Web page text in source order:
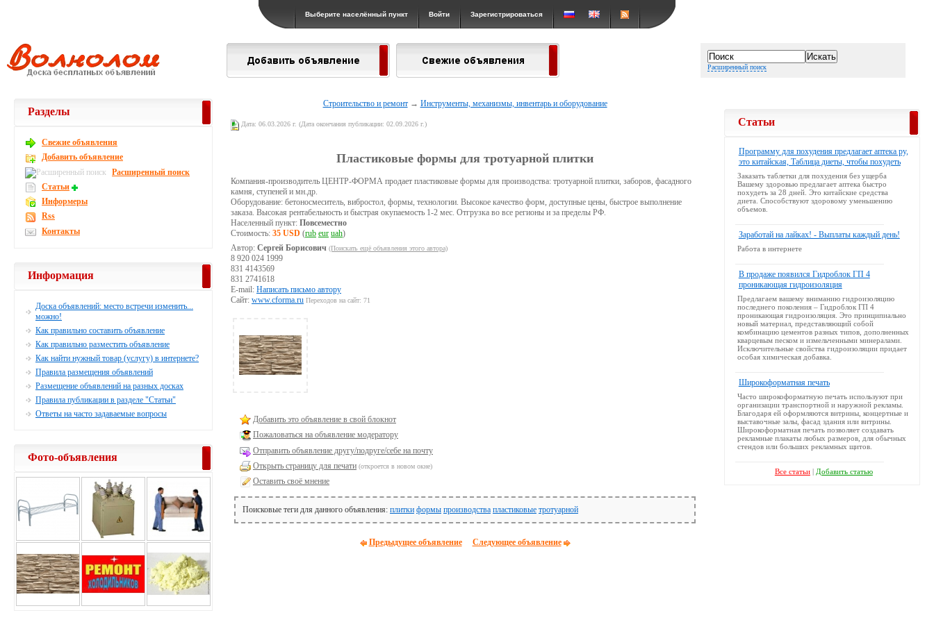
Выберите населённый пункт Войти Зарегистрироваться
Расширенный поиск
Строительство и ремонт→ Инструменты, механизмы, инвентарь и оборудование
Дата: 06.03.2026 г. (Дата окончания публикации: 02.09.2026 г.)
Пластиковые формы для тротуарной плитки
Компания-производитель ЦЕНТР-ФОРМА продает пластиковые формы для производства: тротуарной плитки, заборов, фасадного
камня, ступеней и мн.др.
Оборудование: бетоносмеситель, вибростол, формы, технологии. Высокое качество форм, доступные цены, быстрое выполнение
заказа. Высокая рентабельность и быстрая окупаемость 1-2 мес. Отгрузка во все регионы и за пределы РФ.
Населенный пункт: Повсеместно
Стоимость: 35 USD (rub eur uah)
Автор: Сергей Борисович (Поискать ещё объявления этого автора)
8 920 024 1999
831 4143569
831 2741618
E-mail: Написать письмо автору
Сайт: www.cforma.ru Переходов на сайт: 71
Добавить это объявление в свой блокнот
Пожаловаться на объявление модератору
Отправить объявление другу/подруге/себе на почту
Открыть страницу для печати (откроется в новом окне)
Оставить своё мнение
Поисковые теги для данного объявления: плитки формы производства пластиковые тротуарной
Предыдущее объявление Следующее объявление
Разделы
Свежие объявления
Добавить объявление
Расширенный поиск
Статьи
Информеры
Rss
Контакты
Информация
Доска объявлений: место встречи изменить...
можно!
Как правильно составить объявление
Как правильно разместить объявление
Как найти нужный товар (услугу) в интернете?
Правила размещения объявлений
Размещение объявлений на разных досках
Правила публикации в разделе "Статьи"
Ответы на часто задаваемые вопросы
Фото-объявления
Статьи
Программу для похудения предлагает аптека ру,
это китайская, Таблица диеты, чтобы похудеть
Заказать таблетки для похудения без ущерба
Вашему здоровью предлагает аптека быстро
похудеть за 28 дней. Это китайские средства
диета. Способствуют здоровому уменьшению
объемов.
Заработай на лайках! - Выплаты каждый день!
Работа в интернете
В продаже появился Гидроблок ГП 4
проникающая гидроизоляция
Предлагаем вашему вниманию гидроизоляцию
последнего поколения – Гидроблок ГП 4
проникающая гидроизоляция. Это принципиально
новый материал, представляющий собой
комбинацию цементов разных типов, дополненных
кварцевым песком и измельченными минералами.
Исключительные свойства гидроизоляции придает
особая химическая добавка.
Широкоформатная печать
Часто широкоформатную печать используют при
организации транспортной и наружной рекламы.
Благодаря ей оформляются витрины, концертные и
выставочные залы, фасад здания или витрины.
Широкоформатная печать позволяет создавать
рекламные плакаты любых размеров, для обычных
стендов или больших рекламных щитов.
Все статьи| Добавить статью